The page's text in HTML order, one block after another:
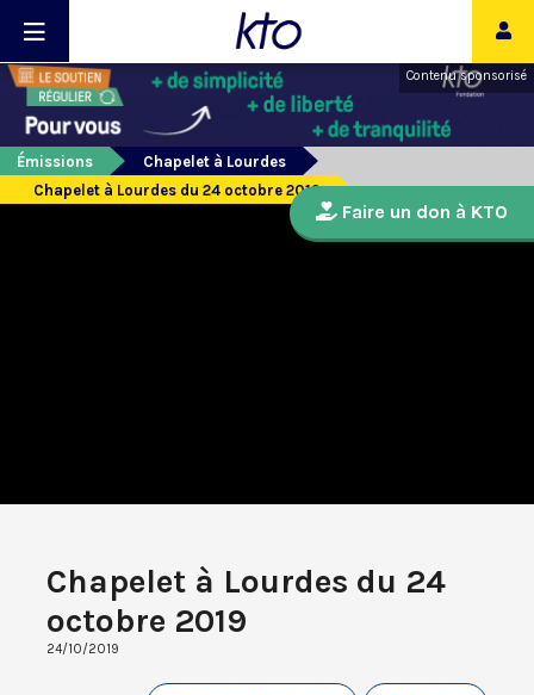
Contenu sponsorisé
Émissions
Chapelet à Lourdes
Chapelet à Lourdes du 24 octobre 2019
Chapelet à Lourdes du 24
octobre 2019
24/10/2019
Faire un don à KTO